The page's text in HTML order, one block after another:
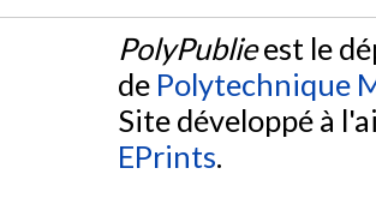
PolyPublieest le
de Polytechnique
Site développé à
EPrints.